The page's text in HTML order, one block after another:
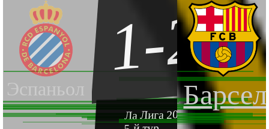
Эспаньол
1-2
Ла Лига 2008-2009